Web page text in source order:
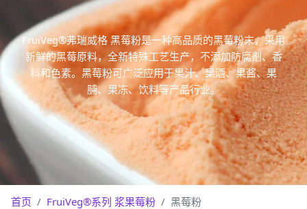
FruiVeg®弗瑞威格 黑莓粉是一种高品质的黑莓粉末，采用
新鲜的黑莓原料，全新特殊工艺生产，不添加防腐剂、香
料和色素。黑莓粉可广泛应用于果汁、果酒、果酱、果
脯、果冻、饮料等产品行业。
首页 FruiVeg®系列 浆果莓粉 黑莓粉